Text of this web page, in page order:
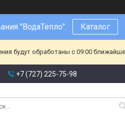
"ВодаТепло" Каталог
будут обработаны с 09:00
+7 (727) 225-75-98